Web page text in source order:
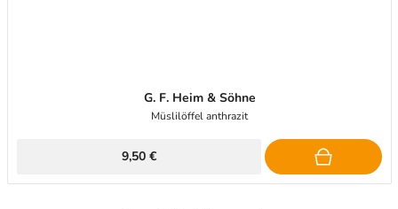
G. F. Heim & Söhne
Müslilöffel anthrazit
9,50 €